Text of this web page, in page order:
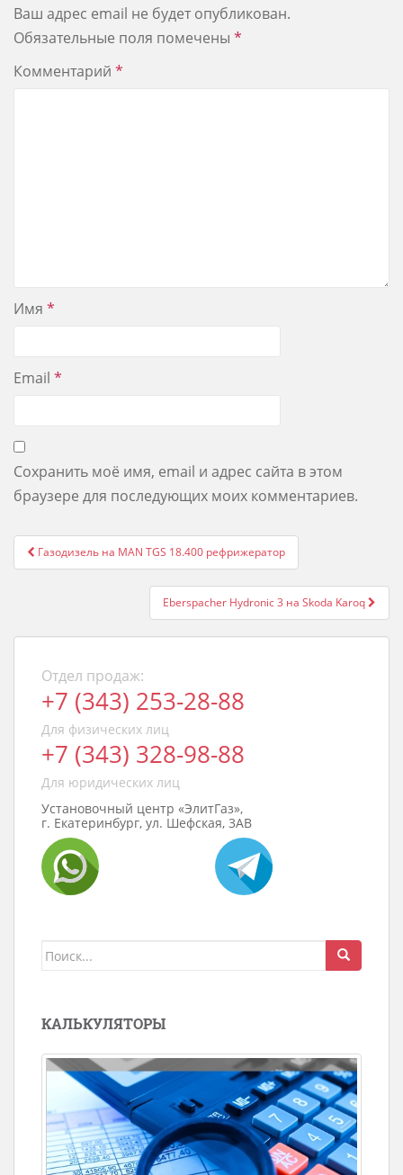
Ваш адрес email не будет опубликован.
Обязательные поля помечены *
Комментарий *
Имя *
Email *
Сохранить моё имя, email и адрес сайта в этом
браузере для последующих моих комментариев.
Post
navigation
Газодизель на MAN TGS 18.400 рефрижератор
Eberspacher Hydronic 3 на Skoda Karoq
Отдел продаж:
+7 (343) 253-28-88
Для физических лиц
+7 (343) 328-98-88
Для юридических лиц
Установочный центр «ЭлитГаз»,
г. Екатеринбург, ул. Шефская, 3АВ
Поиск
КАЛЬКУЛЯТОРЫ